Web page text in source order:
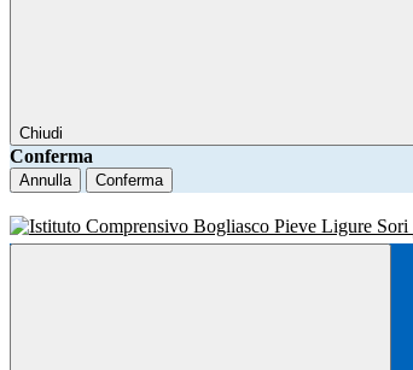
Chiudi
Conferma
Annulla Conferma